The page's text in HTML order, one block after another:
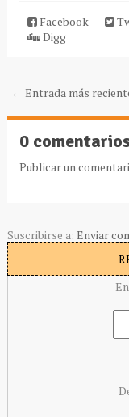
Facebook
Digg
← Entrada más
0
Publicar un
Suscribirse a: Enviar